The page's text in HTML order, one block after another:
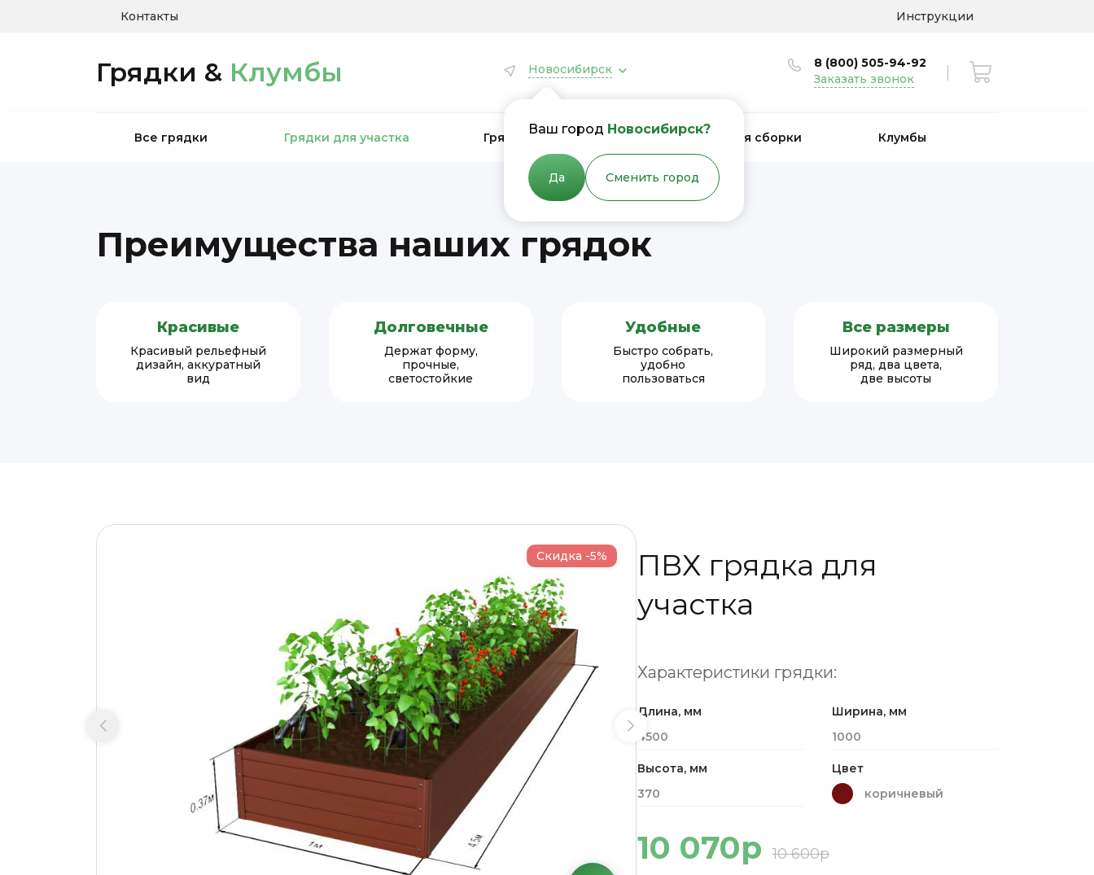
Контакты Инструкции
Грядки & Клумбы Новосибирск
Ваш город Новосибирск?
Да Сменить город
8 (800) 505-94-92
Заказать звонок
Все грядки Грядки для участка Грядки для теплиц Грядки для сборки Клумбы
Преимущества наших грядок
Красивые
Красивый рельефный
дизайн, аккуратный
вид
Долговечные
Держат форму,
прочные,
светостойкие
Удобные
Быстро собрать,
удобно
пользоваться
Все размеры
Широкий размерный
ряд, два цвета,
две высоты
Скидка -5%
ПВХ грядка для
участка
Характеристики грядки:
Длина, мм
4500
Ширина, мм
1000
Высота, мм
370
Цвет
коричневый
10 070р 10 600р